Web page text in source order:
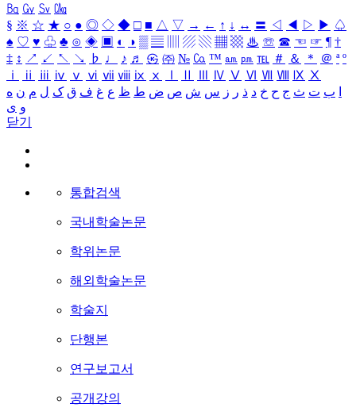
㏃ ㏉ ㏜ ㏆
§ ※ ☆ ★ ○ ● ◎ ◇ ◆ □ ■ △ ▽ → ← ↑ ↓ ↔ 〓 ◁ ◀ ▷ ▶ ♤
♠ ♡ ♥ ♧ ♣ ⊙ ◈ ▣ ◐ ◑ ▒ ▤ ▨ ▧ ▦ ▩ ♨ ☏ ☎ ☜ ☞ ¶ †
‡ ↕ ↗ ↙ ↖ ↘ ♭ ♩ ♪ ♬ ㉿ ㈜ № ㏇ ™ ㏂ ㏘ ℡ ＃ ＆ ＊ ＠ ª º
ⅰ
ⅱ ⅲ ⅳ ⅴ ⅵ ⅶ ⅷ ⅸ ⅹ Ⅳ Ⅴ Ⅵ Ⅶ Ⅷ Ⅸ Ⅹ
ب ت ث ج ح خ د ذ ر ز س ش ص ض ط ظ ع غ ف ق ک ل م ن ه
و ی
닫기
통합검색
국내학술논문
학위논문
해외학술논문
학술지
단행본
연구보고서
공개강의